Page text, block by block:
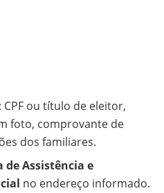
ou título de eleitor,
foto, comprovante de
dos familiares.
de Assistência e
no endereço informado.